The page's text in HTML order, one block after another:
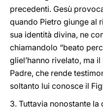
precedenti. Gesù
quando Pietro giunge al
sua identità divina, ne
chiamandolo “beato
gliel’hanno rivelato, ma il
Padre, che rende
soltanto lui conosce il
3. Tuttavia nonostante la